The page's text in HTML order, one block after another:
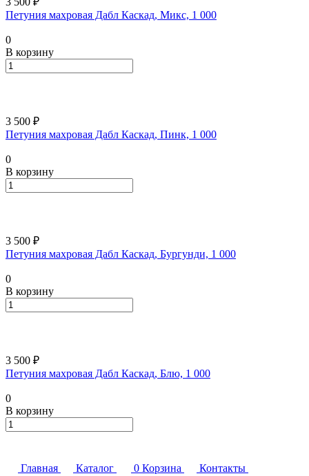
Петуния махровая Дабл Каскад, Микс, 1 000
0
В корзину
3 500 ₽
Петуния махровая Дабл Каскад, Пинк, 1 000
0
В корзину
3 500 ₽
Петуния махровая Дабл Каскад, Бургунди, 1 000
0
В корзину
3 500 ₽
Петуния махровая Дабл Каскад, Блю, 1 000
0
В корзину
Главная Каталог 0 Корзина
Контакты